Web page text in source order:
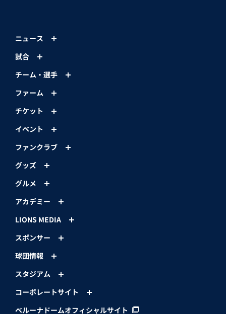
ニュース
試合
チーム・選手
ファーム
チケット
イベント
ファンクラブ
グッズ
グルメ
アカデミー
LIONS MEDIA
スポンサー
球団情報
スタジアム
コーポレートサイト
ベルーナドームオフィシャルサイト